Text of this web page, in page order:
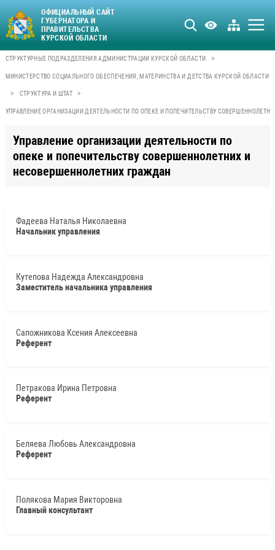
ОФИЦИАЛЬНЫЙ САЙТ
ГУБЕРНАТОРА И
ПРАВИТЕЛЬСТВА
КУРСКОЙ ОБЛАСТИ
СТРУКТУРНЫЕ ПОДРАЗДЕЛЕНИЯ АДМИНИСТРАЦИИ КУРСКОЙ ОБЛАСТИ >
МИНИСТЕРСТВО СОЦИАЛЬНОГО ОБЕСПЕЧЕНИЯ, МАТЕРИНСТВА И ДЕТСТВА КУРСКОЙ ОБЛАСТИ
> СТРУКТУРА И ШТАТ >
УПРАВЛЕНИЕ ОРГАНИЗАЦИИ ДЕЯТЕЛЬНОСТИ ПО ОПЕКЕ И ПОПЕЧИТЕЛЬСТВУ
Управление организации деятельности по
опеке и попечительству совершеннолетних и
несовершеннолетних граждан
Фадеева Наталья Николаевна
Начальник управления
Кутепова Надежда Александровна
Заместитель начальника управления
Сапожникова Ксения Алексеевна
Референт
Петракова Ирина Петровна
Референт
Беляева Любовь Александровна
Референт
Полякова Мария Викторовна
Главный консультант